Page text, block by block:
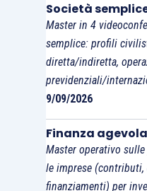
Società
Master in 4
semplice: profili
diretta/indiretta,
previdenziali/
9/09/2026
Finanza
Master operativo
le imprese (contributi,
finanziamenti) per